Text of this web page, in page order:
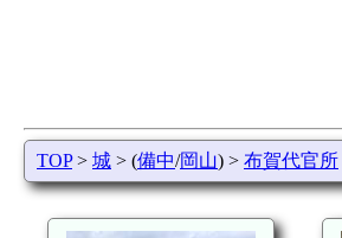
TOP> 城 > (備中/岡山) > 布賀代官所